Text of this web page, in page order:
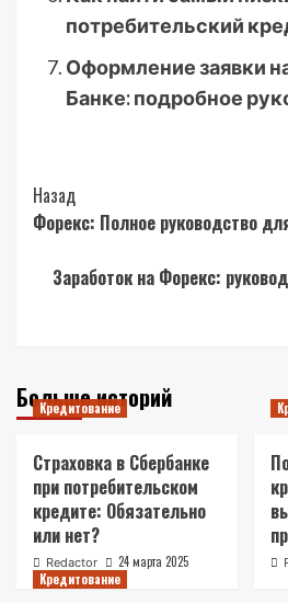
потребительский
Оформление заявки
Банке: подробное
Post
Navigation
Назад
Форекс: Полное руководство
Заработок на Форекс:
Больше историй
Кредитование
Страховка в Сбербанке
при потребительском
кредите: Обязательно
или нет?
Redactor 24 марта 2025
Кредитование